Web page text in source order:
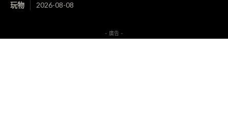
玩物 2026-08-08
- 廣告 -